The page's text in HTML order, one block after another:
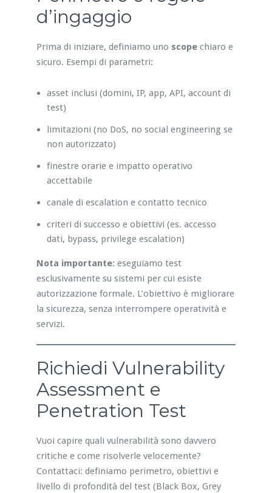
d’ingaggio
Prima di iniziare, definiamo uno scopechiaro e
sicuro. Esempi di parametri:
asset inclusi (domini, IP, app, API, account di
test)
limitazioni (no DoS, no social engineering se
non autorizzato)
finestre orarie e impatto operativo
accettabile
canale di escalation e contatto tecnico
criteri di successo e obiettivi (es. accesso
dati, bypass, privilege escalation)
Nota importante: eseguiamo test
esclusivamente su sistemi per cui esiste
autorizzazione formale. L’obiettivo è migliorare
la sicurezza, senza interrompere operatività e
servizi.
Richiedi Vulnerability
Assessment e
Penetration Test
Vuoi capire quali vulnerabilità sono davvero
critiche e come risolverle velocemente?
Contattaci: definiamo perimetro, obiettivi e
livello di profondità del test (Black Box, Grey